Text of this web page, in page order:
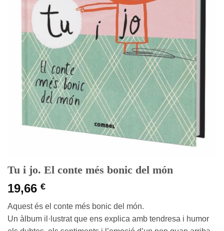
Tu i jo. El conte més bonic del món
19,66 €
Aquest és el conte més bonic del món.
Un àlbum il·lustrat que ens explica amb tendresa i humor